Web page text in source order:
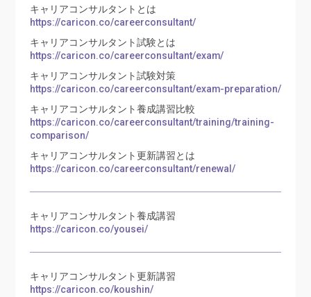
キャリアコンサルタントとは
https://caricon.co/careerconsultant/
キャリアコンサルタント試験とは
https://caricon.co/careerconsultant/exam/
キャリアコンサルタント試験対策
https://caricon.co/careerconsultant/exam-preparation/
キャリアコンサルタント養成講習比較
https://caricon.co/careerconsultant/training/training-
comparison/
キャリアコンサルタント更新講習とは
https://caricon.co/careerconsultant/renewal/
キャリアコンサルタント養成講習
https://caricon.co/yousei/
キャリアコンサルタント更新講習
https://caricon.co/koushin/